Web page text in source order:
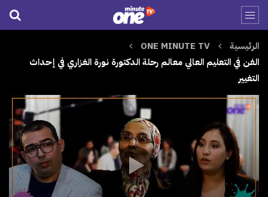
الرئيسية
ONE MINUTE TV
الفن في التعليم العالي معالم رحلة الدكتورة نورة الغزاري في إحداث
التغيير